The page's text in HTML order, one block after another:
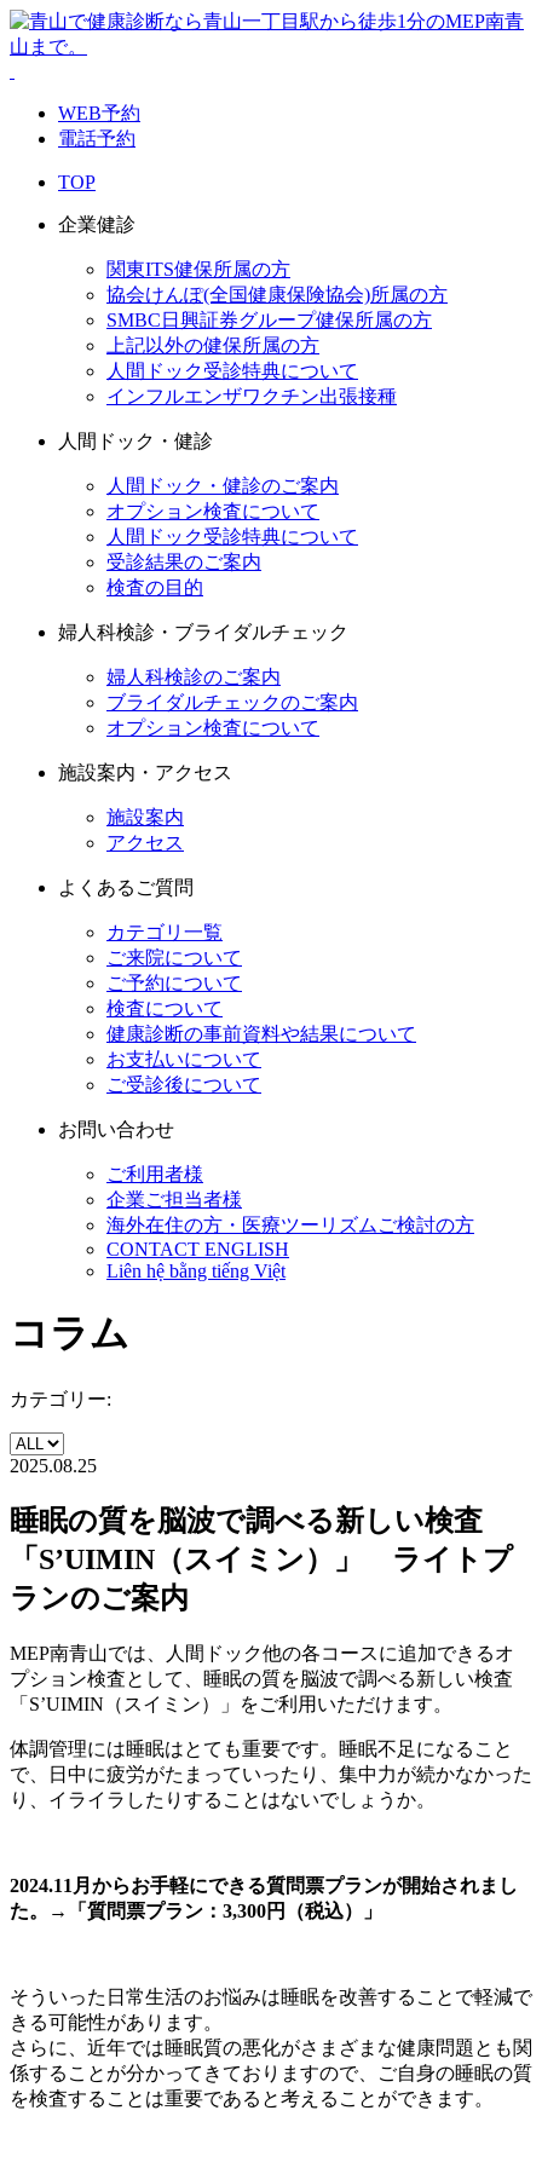
WEB予約
電話予約
TOP
企業健診
関東ITS健保所属の方
協会けんぽ(全国健康保険協会)所属の方
SMBC日興証券グループ健保所属の方
上記以外の健保所属の方
人間ドック受診特典について
インフルエンザワクチン出張接種
人間ドック・健診
人間ドック・健診のご案内
オプション検査について
人間ドック受診特典について
受診結果のご案内
検査の目的
婦人科検診・ブライダルチェック
婦人科検診のご案内
ブライダルチェックのご案内
オプション検査について
施設案内・アクセス
施設案内
アクセス
よくあるご質問
カテゴリ一覧
ご来院について
ご予約について
検査について
健康診断の事前資料や結果について
お支払いについて
ご受診後について
お問い合わせ
ご利用者様
企業ご担当者様
海外在住の方・医療ツーリズムご検討の方
CONTACT ENGLISH
Liên hệ bằng tiếng Việt
コラム
カテゴリー:
2025.08.25
睡眠の質を脳波で調べる新しい検査
「S’UIMIN（スイミン）」 ライトプ
ランのご案内
MEP南青山では、人間ドック他の各コースに追加できるオ
プション検査として、睡眠の質を脳波で調べる新しい検査
「S’UIMIN（スイミン）」をご利用いただけます。
体調管理には睡眠はとても重要です。睡眠不足になること
で、日中に疲労がたまっていったり、集中力が続かなかった
り、イライラしたりすることはないでしょうか。
2024.11月からお手軽にできる質問票プランが開始されまし
た。→「質問票プラン：3,300円（税込）」
そういった日常生活のお悩みは睡眠を改善することで軽減で
きる可能性があります。
さらに、近年では睡眠質の悪化がさまざまな健康問題とも関
係することが分かってきておりますので、ご自身の睡眠の質
を検査することは重要であると考えることができます。